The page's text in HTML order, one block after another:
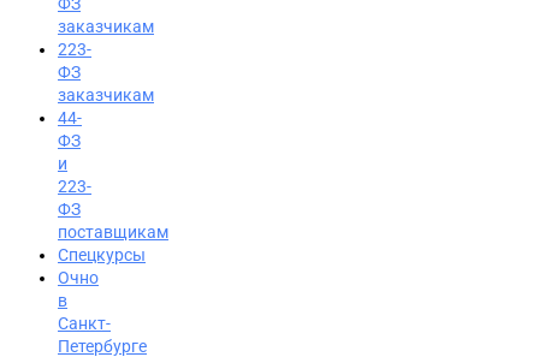
заказчикам
223-
ФЗ
заказчикам
44-
ФЗ
и
223-
ФЗ
поставщикам
Спецкурсы
Очно
в
Санкт-
Петербурге